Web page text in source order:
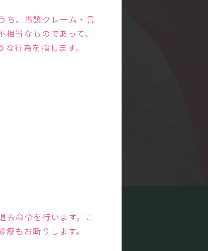
ち、当該クレーム・言
当なものであって、
行為を指します。
去命令を行います。こ
もお断りします。